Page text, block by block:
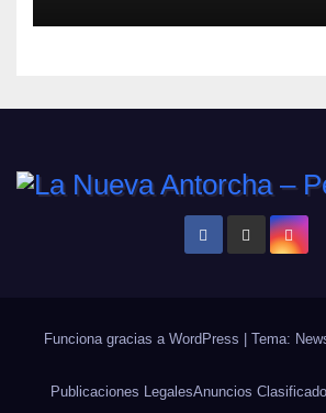
Funciona gracias a WordPress Tema:
Publicaciones LegalesAnuncios